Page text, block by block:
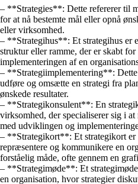
– **Strategies**: Dette refererer til
for at nå bestemte mål eller opnå
eller virksomhed.
– **Strategihus**: Et strategihus er
struktur eller ramme, der er skabt
implementeringen af en
– **Strategiimplementering**: Dette
udføre og omsætte en strategi fra
ønskede resultater.
– **Strategikonsulent**: En
virksomhed, der specialiserer sig i
med udviklingen og
– **Strategikort**: Et strategikort
repræsentere og kommunikere en
forståelig måde, ofte gennem en
– **Strategimøde**: Et
en organisation, hvor strategier